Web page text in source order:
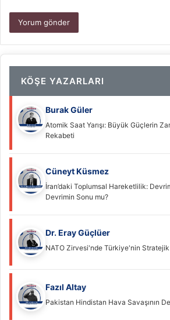
KÖŞE YAZARLARI
Burak Güler
Atomik Saat Yarışı: Büyük Güçlerin
Rekabeti
Cüneyt Küsmez
İran’daki Toplumsal Hareketlilik:
Devrimin Sonu mu?
Dr. Eray Güçlüer
NATO Zirvesi'nde Türkiye'nin
Fazıl Altay
Pakistan Hindistan Hava Savaşının